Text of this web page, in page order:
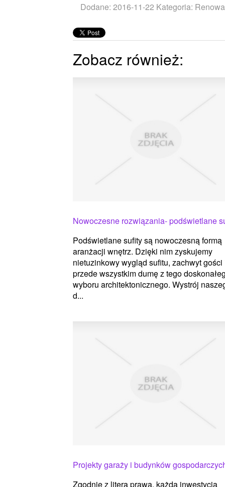
Dodane: 2016-11-22 Kategoria:
Zobacz również:
Nowoczesne rozwiązania- podświetlane
Podświetlane sufity są nowoczesną formą
aranżacji wnętrz. Dzięki nim zyskujemy
nietuzinkowy wygląd sufitu, zachwyt gości
przede wszystkim dumę z tego
wyboru architektonicznego. Wystrój
d...
Projekty garaży i budynków
Zgodnie z literą prawa, każda inwestycja